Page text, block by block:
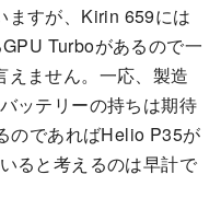
ますが、Kirin 659には
Turboがあるので一
ません。一応、製造
ッテリーの持ちは期待
のであればHelio P35が
ると考えるのは早計で